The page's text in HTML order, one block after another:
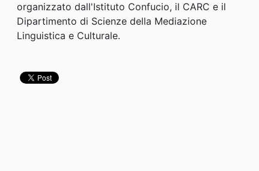
organizzato dall'Istituto Confucio, il CARC e il
Dipartimento di Scienze della Mediazione
Linguistica e Culturale.